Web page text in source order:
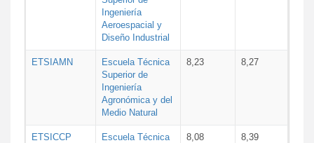
Ingeniería
Aeroespacial y
Diseño Industrial
ETSIAMN
Escuela Técnica
Superior de
Ingeniería
Agronómica y del
Medio Natural
8,23 8,27
ETSICCP
Escuela Técnica
8,08 8,39